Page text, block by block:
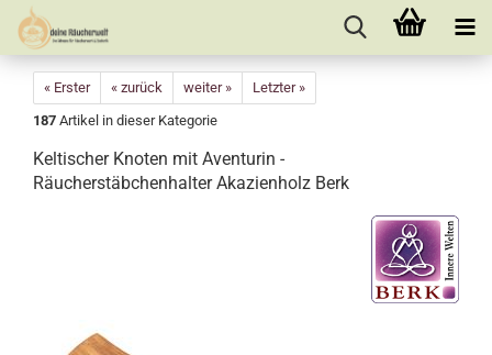
« Erster « zurück weiter »
Letzter »
187 Artikel in dieser Kategorie
Keltischer Knoten mit Aventurin -
Räucherstäbchenhalter Akazienholz Berk